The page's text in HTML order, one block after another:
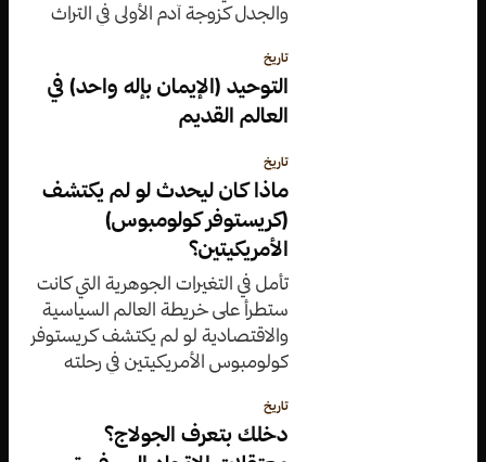
والجدل كزوجة آدم الأولى في التراث
النهرين.
تاريخ
التوحيد (الإيمان بإله واحد) في
العالم القديم
تاريخ
ماذا كان ليحدث لو لم يكتشف
(كريستوفر كولومبوس)
الأمريكيتين؟
تأمل في التغيرات الجوهرية التي كانت
ستطرأ على خريطة العالم السياسية
والاقتصادية لو لم يكتشف كريستوفر
كولومبوس الأمريكيتين في رحلته
تاريخ
دخلك بتعرف الجولاج؟